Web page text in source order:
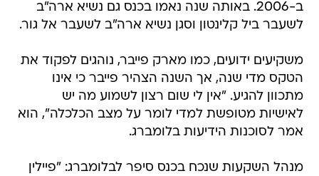
ב-2006. באותה שנה נאמו בכנס גם נשיא ארה"ב
לשעבר ביל קלינטון וסגן נשיא ארה"ב לשעבר אל גור.
משקיעים ידועים, כמו מארק פייבר, נוהגים לפקוד את
הטקס מדי שנה, אך השנה הצהיר פייבר כי אינו
מתכוון להגיע. "אין לי שום רצון לשמוע מה יש
לאישיות מטופשת למדי לומר על מצב הכלכלה", הוא
אמר לסוכנות הידיעות בלומברג.
מנהל השקעות שנכח בכנס סיפר לבלומברג: "פיילין